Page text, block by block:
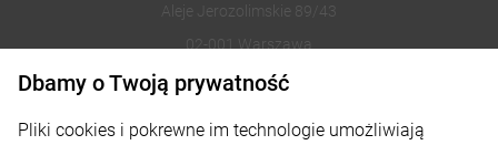
Aleje Jerozolimskie 89/43
02-001 Warszawa
sklep@reklamydrukarnia.pl
Dbamy o Twoją prywatność
Pliki cookies i pokrewne im technologie umożliwiają